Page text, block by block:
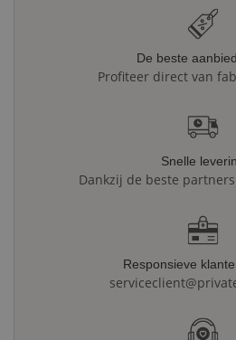
De beste
Profiteer direct van
Snelle
Dankzij de beste
Responsieve